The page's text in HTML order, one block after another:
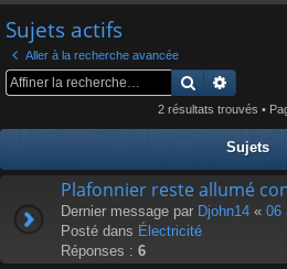
Sujets actifs
Aller à la recherche avancée
Rechercher
2 résultats trouvés •
Sujets
Plafonnier reste allumé
Dernier message par Djohn14 « 06
Posté dans Électricité
Réponses : 6